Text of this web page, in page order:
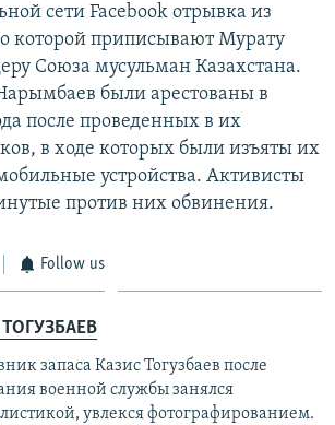
сети Facebook отрывка из
которой приписывают Мурату
Союза мусульман Казахстана.
были арестованы в
после проведенных в их
в ходе которых были изъяты их
устройства. Активисты
против них обвинения.
Follow us
ТОГУЗБАЕВ
запаса Казис Тогузбаев после
военной службы занялся
увлекся фотографированием.